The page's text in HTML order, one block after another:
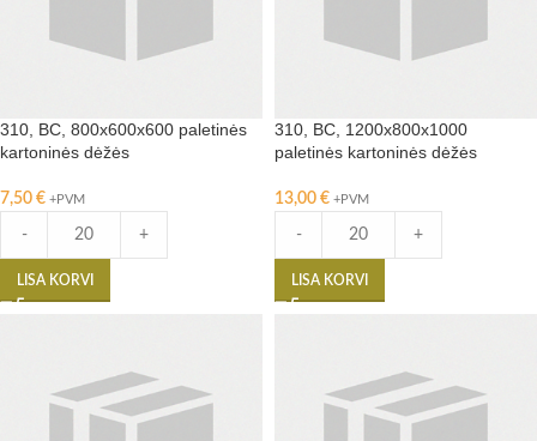
310, BC, 800x600x600 paletinės
kartoninės dėžės
7,50 € +PVM
- +
LISA KORVI
310, BC, 1200x800x1000
paletinės kartoninės dėžės
13,00 € +PVM
- +
LISA KORVI